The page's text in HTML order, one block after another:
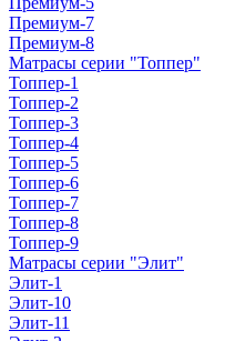
Премиум-7
Премиум-8
Матрасы серии "Топпер"
Топпер-1
Топпер-2
Топпер-3
Топпер-4
Топпер-5
Топпер-6
Топпер-7
Топпер-8
Топпер-9
Матрасы серии "Элит"
Элит-1
Элит-10
Элит-11